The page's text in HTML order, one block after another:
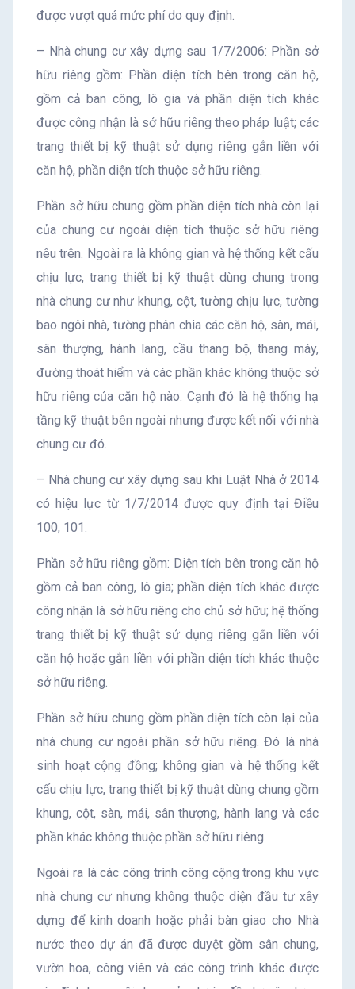
được vượt quá mức phí do quy định.
– Nhà chung cư xây dựng sau 1/7/2006: Phần sở
hữu riêng gồm: Phần diện tích bên trong căn hộ,
gồm cả ban công, lô gia và phần diện tích khác
được công nhận là sở hữu riêng theo pháp luật; các
trang thiết bị kỹ thuật sử dụng riêng gắn liền với
căn hộ, phần diện tích thuộc sở hữu riêng.
Phần sở hữu chung gồm phần diện tích nhà còn lại
của chung cư ngoài diện tích thuộc sở hữu riêng
nêu trên. Ngoài ra là không gian và hệ thống kết cấu
chịu lực, trang thiết bị kỹ thuật dùng chung trong
nhà chung cư như khung, cột, tường chịu lực, tường
bao ngôi nhà, tường phân chia các căn hộ, sàn, mái,
sân thượng, hành lang, cầu thang bộ, thang máy,
đường thoát hiểm và các phần khác không thuộc sở
hữu riêng của căn hộ nào. Cạnh đó là hệ thống hạ
tầng kỹ thuật bên ngoài nhưng được kết nối với nhà
chung cư đó.
– Nhà chung cư xây dựng sau khi Luật Nhà ở 2014
có hiệu lực từ 1/7/2014 được quy định tại Điều
100, 101:
Phần sở hữu riêng gồm: Diện tích bên trong căn hộ
gồm cả ban công, lô gia; phần diện tích khác được
công nhận là sở hữu riêng cho chủ sở hữu; hệ thống
trang thiết bị kỹ thuật sử dụng riêng gắn liền với
căn hộ hoặc gắn liền với phần diện tích khác thuộc
sở hữu riêng.
Phần sở hữu chung gồm phần diện tích còn lại của
nhà chung cư ngoài phần sở hữu riêng. Đó là nhà
sinh hoạt cộng đồng; không gian và hệ thống kết
cấu chịu lực, trang thiết bị kỹ thuật dùng chung gồm
khung, cột, sàn, mái, sân thượng, hành lang và các
phần khác không thuộc phần sở hữu riêng.
Ngoài ra là các công trình công cộng trong khu vực
nhà chung cư nhưng không thuộc diện đầu tư xây
dựng để kinh doanh hoặc phải bàn giao cho Nhà
nước theo dự án đã được duyệt gồm sân chung,
vườn hoa, công viên và các công trình khác được